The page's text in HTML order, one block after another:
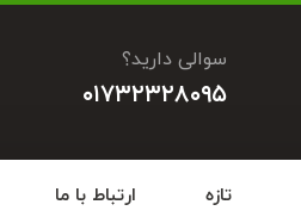
سوالی دارید؟
۰۱۷۳۲۳۲۸۰۹۵
تازه ارتباط با ما